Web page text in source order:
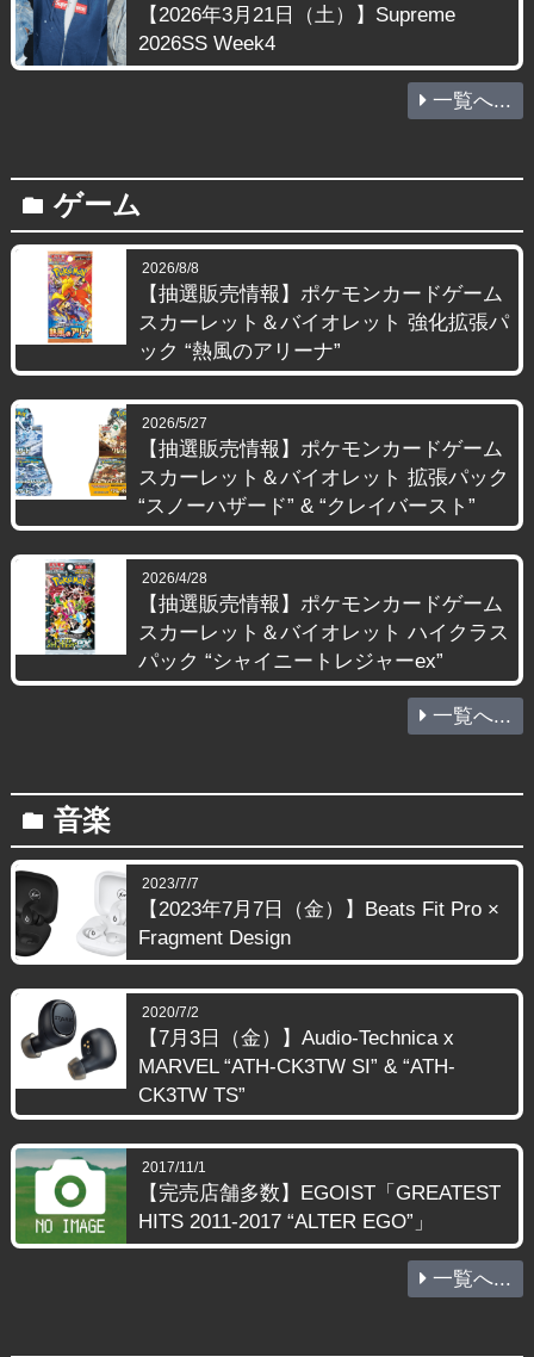
【2026年3月21日（土）】Supreme
2026SS Week4
一覧へ...
folder ゲーム
2026/8/8
【抽選販売情報】ポケモンカードゲーム
スカーレット＆バイオレット 強化拡張パ
ック “熱風のアリーナ”
2026/5/27
【抽選販売情報】ポケモンカードゲーム
スカーレット＆バイオレット 拡張パック
“スノーハザード” & “クレイバースト”
2026/4/28
【抽選販売情報】ポケモンカードゲーム
スカーレット＆バイオレット ハイクラス
パック “シャイニートレジャーex”
一覧へ...
folder 音楽
2023/7/7
【2023年7月7日（金）】Beats Fit Pro ×
Fragment Design
2020/7/2
【7月3日（金）】Audio-Technica x
MARVEL “ATH-CK3TW SI” & “ATH-
CK3TW TS”
2017/11/1
【完売店舗多数】EGOIST「GREATEST
HITS 2011-2017 “ALTER EGO”」
一覧へ...